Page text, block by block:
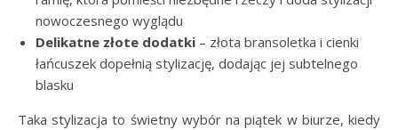
nowoczesnego wyglądu
Delikatne złote dodatki – złota bransoletka i cienki
łańcuszek dopełnią stylizację, dodając jej subtelnego
blasku
Taka stylizacja to świetny wybór na piątek w biurze, kiedy